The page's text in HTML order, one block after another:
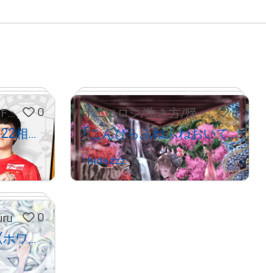
672/758
NAGOYA GRAMPUS NFT COLLECTION 0
GRAMPUS 2022_2022相馬勇紀選手選出記念
オニコロシ/生き方/帰り路 4
「こんぴらふねふねおいてにほかけてしゅらしゅしゅしゅ」
hidezzzさんが保有中
0
『フラワーボックス（ホワイト）』